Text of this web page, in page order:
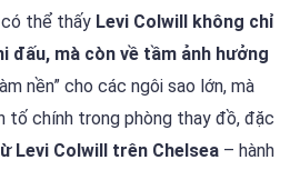
thể thấy Levi Colwill không chỉ
mà còn về tầm ảnh hưởng
nền” cho các ngôi sao lớn, mà
tố chính trong phòng thay đồ, đặc
Levi Colwill trên Chelsea – hành